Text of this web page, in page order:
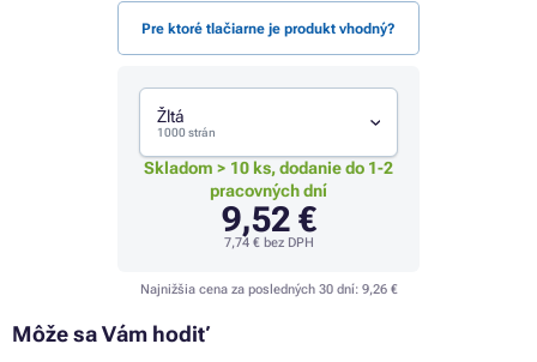
Pre ktoré tlačiarne je produkt vhodný?
Žltá
1000 strán
Skladom > 10 ks, dodanie do 1-2
pracovných dní
9,52 €
7,74 €bez DPH
Najnižšia cena za posledných 30 dní: 9,26 €
Môže sa Vám hodiť